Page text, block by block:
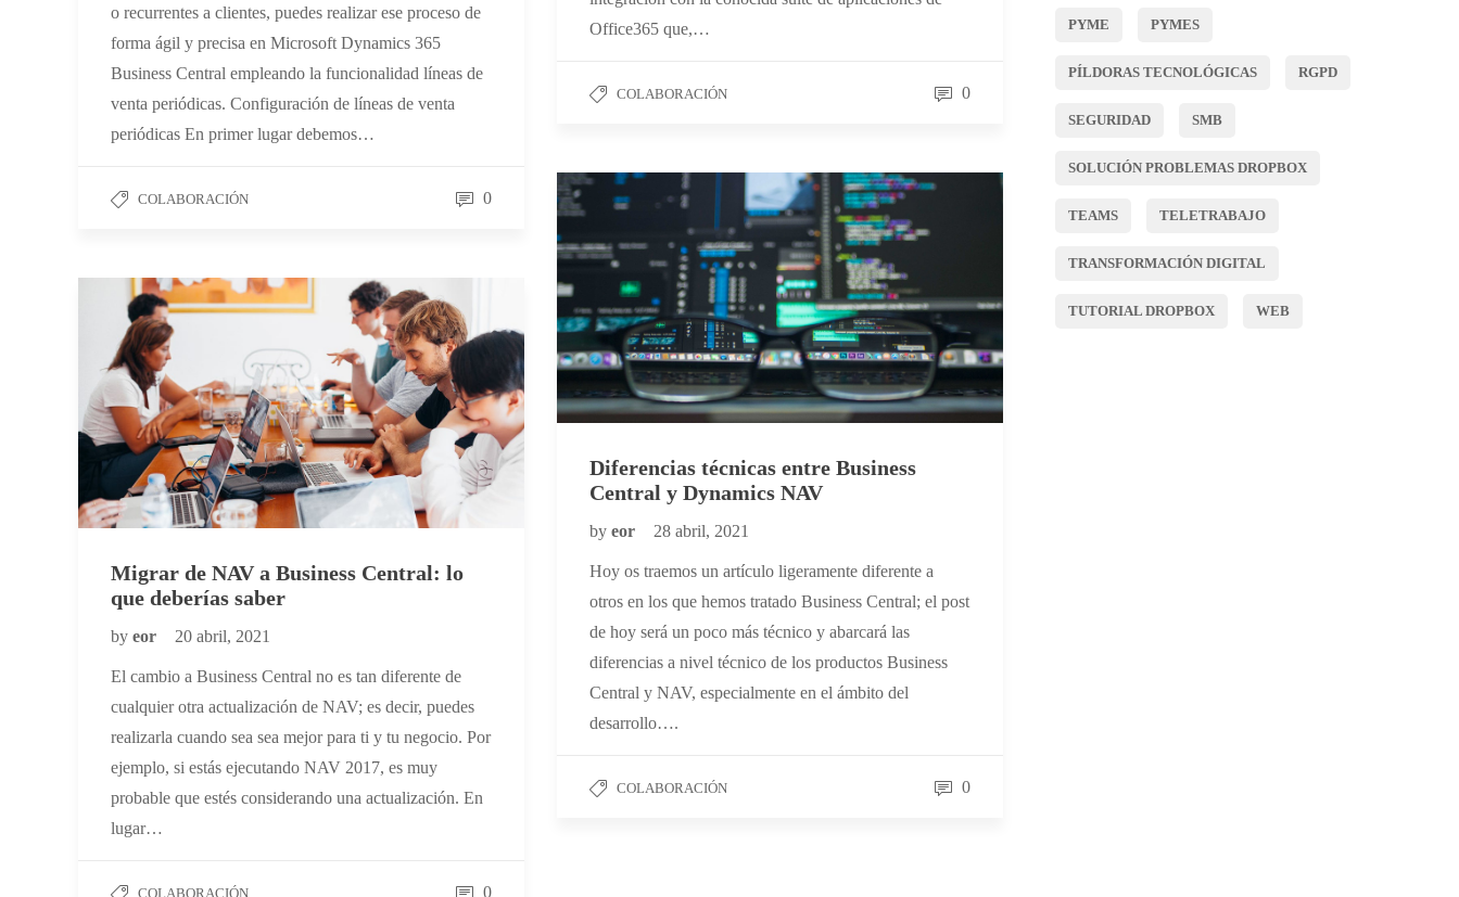
Office365 que,…
COLABORACIÓN 0
o recurrentes a clientes, puedes realizar ese proceso de
forma ágil y precisa en Microsoft Dynamics 365
Business Central empleando la funcionalidad líneas de
venta periódicas. Configuración de líneas de venta
periódicas En primer lugar debemos…
COLABORACIÓN 0
Diferencias técnicas entre Business
Central y Dynamics NAV
by eor 28 abril, 2021
Hoy os traemos un artículo ligeramente diferente a
otros en los que hemos tratado Business Central; el post
de hoy será un poco más técnico y abarcará las
diferencias a nivel técnico de los productos Business
Central y NAV, especialmente en el ámbito del
desarrollo….
COLABORACIÓN 0
Migrar de NAV a Business Central: lo
que deberías saber
by eor 20 abril, 2021
El cambio a Business Central no es tan diferente de
cualquier otra actualización de NAV; es decir, puedes
realizarla cuando sea sea mejor para ti y tu negocio. Por
ejemplo, si estás ejecutando NAV 2017, es muy
probable que estés considerando una actualización. En
lugar…
COLABORACIÓN 0
PYME PYMES
PÍLDORAS TECNOLÓGICAS RGPD
SEGURIDAD SMB
SOLUCIÓN PROBLEMAS DROPBOX
TEAMS TELETRABAJO
TRANSFORMACIÓN DIGITAL
TUTORIAL DROPBOX WEB